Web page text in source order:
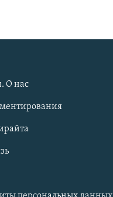
О нас